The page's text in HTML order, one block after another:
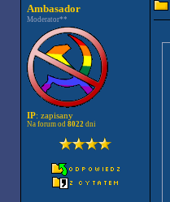
Ambasador
Moderator**
IP: zapisany
Na forum od 8022dni